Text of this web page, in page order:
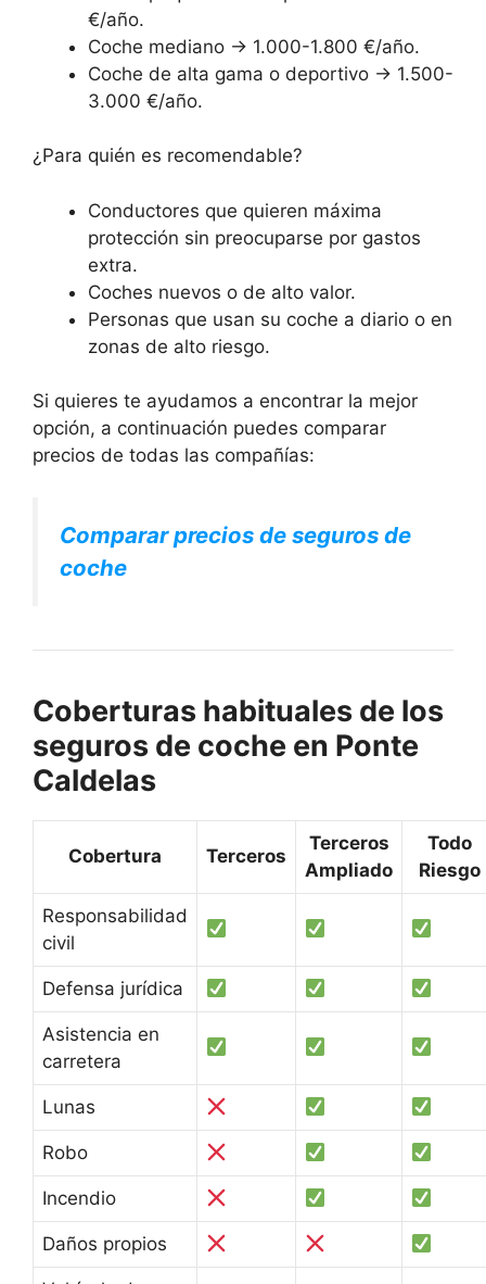
€/año.
Coche mediano → 1.000-1.800 €/año.
Coche de alta gama o deportivo → 1.500-
3.000 €/año.
¿Para quién es recomendable?
Conductores que quieren máxima
protección sin preocuparse por gastos
extra.
Coches nuevos o de alto valor.
Personas que usan su coche a diario o en
zonas de alto riesgo.
Si quieres te ayudamos a encontrar la mejor
opción, a continuación puedes comparar
precios de todas las compañías:
Comparar precios de seguros de
coche
Coberturas habituales de los
seguros de coche en Ponte
Caldelas
Cobertura Terceros
Terceros
Ampliado
Todo
Riesgo
Responsabilidad
civil
Defensa jurídica
Asistencia en
carretera
Lunas
Robo
Incendio
Daños propios